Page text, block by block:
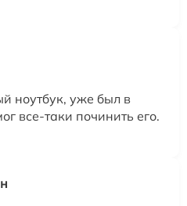
ноутбук, уже был в
все-таки починить его.